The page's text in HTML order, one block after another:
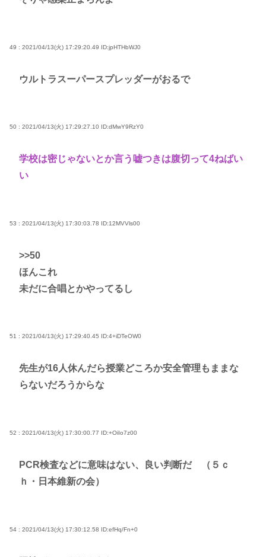
49 : 2021/04/13(火) 17:29:20.49 ID:jpHTHbWJ0
ウルトラスーパースプレッダーがおるで
50 : 2021/04/13(火) 17:29:27.10 ID:dMwY9RzY0
学校は密じゃないとか言う嘘つきは腹切って4ねばい
い
53 : 2021/04/13(火) 17:30:03.78 ID:12MVVls00
>>50
ほんこれ
未だに合唱とかやってるし
51 : 2021/04/13(火) 17:29:40.45 ID:4+iDTeOW0
先生が16人休んだら授業どころか安全管理もままな
らないだろうからな
52 : 2021/04/13(火) 17:30:00.77 ID:+OiIo7z00
PCR検査などに意味はない、良い判断だ （５ｃ
ｈ・日本維新の会）
54 : 2021/04/13(火) 17:30:12.58 ID:efHq/Fn+0